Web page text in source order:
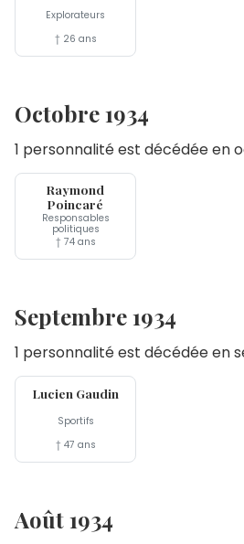
Explorateurs
† 26 ans
Octobre 1934
1 personnalité est décédée en
15 oct
Raymond
Poincaré
Responsables
politiques
† 74 ans
Septembre 1934
1 personnalité est décédée en
23 sep
Lucien Gaudin
Sportifs
† 47 ans
Août 1934